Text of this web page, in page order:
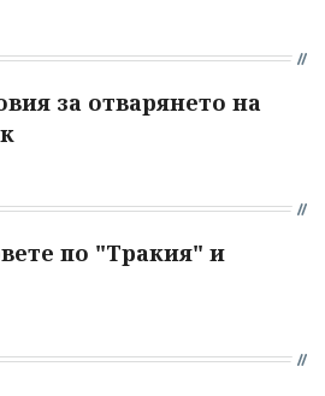
за отварянето на
по "Тракия" и